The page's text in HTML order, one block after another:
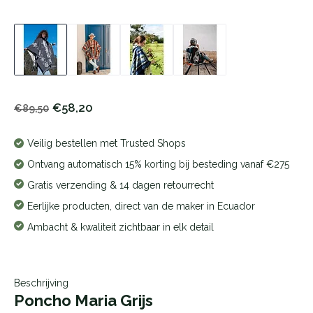
€89,50 €58,20
Veilig bestellen met Trusted Shops
Ontvang automatisch 15% korting bij besteding vanaf €275
Gratis verzending & 14 dagen retourrecht
Eerlijke producten, direct van de maker in Ecuador
Ambacht & kwaliteit zichtbaar in elk detail
Beschrijving
Poncho Maria Grijs